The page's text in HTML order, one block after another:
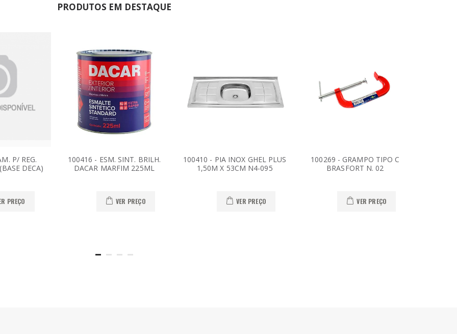
PRODUTOS EM DESTAQUE
P/ REG.
DECA)
PREÇO
100416 - ESM. SINT. BRILH.
DACAR MARFIM 225ML
VER PREÇO
100410 - PIA INOX GHEL PLUS
1,50M X 53CM N4-095
VER PREÇO
100269 - GRAMPO TIPO C
BRASFORT N. 02
VER PREÇO